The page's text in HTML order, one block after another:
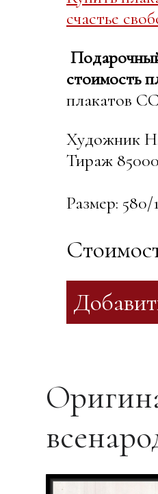
счастье
стоимость
плакатов
Художник
Тираж
Размер: 580/